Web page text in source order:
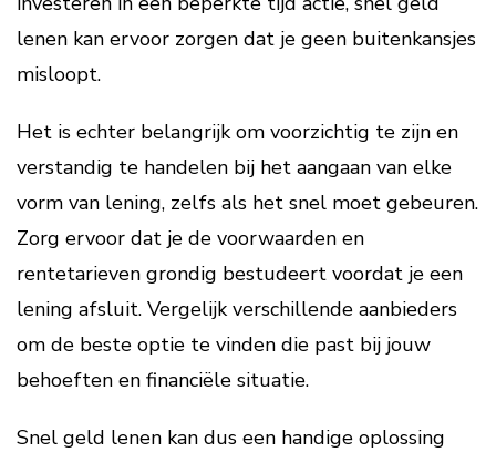
lenen kan ervoor zorgen dat je geen buitenkansjes
misloopt.
Het is echter belangrijk om voorzichtig te zijn en
verstandig te handelen bij het aangaan van elke
vorm van lening, zelfs als het snel moet gebeuren.
Zorg ervoor dat je de voorwaarden en
rentetarieven grondig bestudeert voordat je een
lening afsluit. Vergelijk verschillende aanbieders
om de beste optie te vinden die past bij jouw
behoeften en financiële situatie.
Snel geld lenen kan dus een handige oplossing